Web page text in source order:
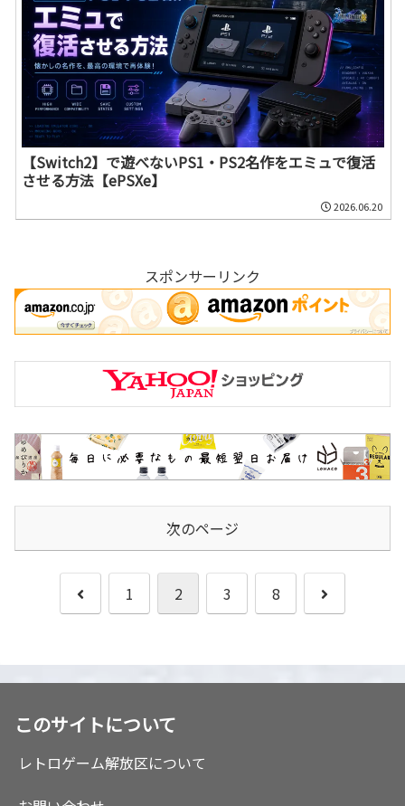
【Switch2】で遊べないPS1・PS2名作をエミュで復活
させる方法【ePSXe】
2026.06.20
スポンサーリンク
次のページ
前
1 2 3 8
次
このサイトについて
レトロゲーム解放区について